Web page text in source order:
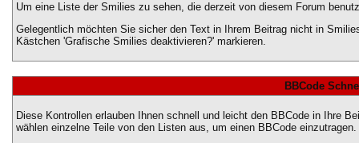
Um eine Liste der Smilies zu sehen, die derzeit von diesem Forum
Gelegentlich möchten Sie sicher den Text in Ihrem Beitrag nicht in
Kästchen 'Grafische Smilies deaktivieren?' markieren.
BBCode
Diese Kontrollen erlauben Ihnen schnell und leicht den BBCode in Ihre
wählen einzelne Teile von den Listen aus, um einen BBCode einzutragen.